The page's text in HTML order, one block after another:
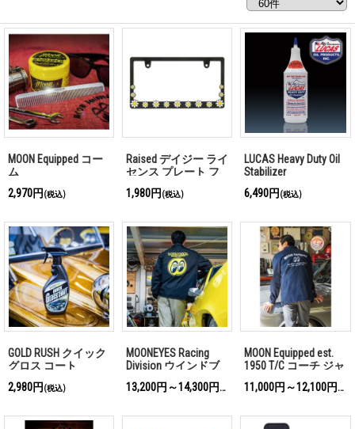
MOON Equipped コー
ム
2,970円 (税込)
Raised デイジー ライ
センス プレート フ
1,980円 (税込)
LUCAS Heavy Duty Oil
Stabilizer
6,490円 (税込)
GOLD RUSH クイック
グロス コート
2,980円 (税込)
MOONEYES Racing
Division ウインドブ
13,200円～14,300円
(税込)
MOON Equipped est.
1950 T/C コーチ ジャ
11,000円～12,100円
(税